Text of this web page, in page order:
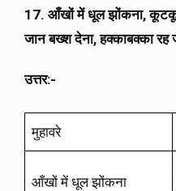
17. आँखों में धूल झोंकना,
जान बख्श देना, हक्काबक्का रह
उत्तर:-
मुहावरे
आँखों में धूल झोंकना